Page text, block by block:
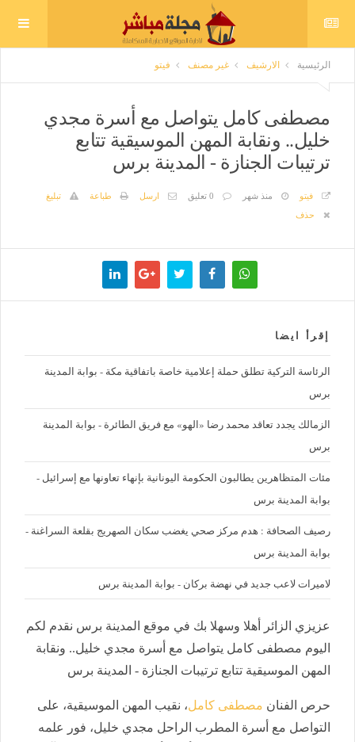
الرئيسية الارشيف غير مصنف فيتو
مصطفى كامل يتواصل مع أسرة مجدي
خليل.. ونقابة المهن الموسيقية تتابع
ترتيبات الجنازة - المدينة برس
فيتو منذ شهر 0 تعليق ارسل طباعة
تبليغ
حذف
إقرأ ايضا
الرئاسة التركية تطلق حملة إعلامية خاصة باتفاقية مكة - بوابة المدينة
برس
الزمالك يجدد تعاقد محمد رضا «الهو» مع فريق الطائرة - بوابة المدينة
برس
مئات المتظاهرين يطالبون الحكومة اليونانية بإنهاء تعاونها مع إسرائيل -
بوابة المدينة برس
رصيف الصحافة : هدم مركز صحي يغضب سكان الصهريج بقلعة السراغنة -
بوابة المدينة برس
لاميرات لاعب جديد في نهضة بركان - بوابة المدينة برس
عزيزي الزائر أهلا وسهلا بك في موقع المدينة برس نقدم لكم
اليوم مصطفى كامل يتواصل مع أسرة مجدي خليل.. ونقابة
المهن الموسيقية تتابع ترتيبات الجنازة - المدينة برس
حرص الفنان مصطفى كامل، نقيب المهن الموسيقية، على
التواصل مع أسرة المطرب الراحل مجدي خليل، فور علمه